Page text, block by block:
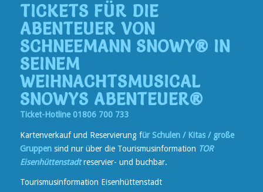
TICKETS FÜR DIE
ABENTEUER VON
SCHNEEMANN SNOWY® IN
SEINEM
WEIHNACHTSMUSICAL
SNOWYS ABENTEUER®
Ticket-Hotline 01806 700 733
Kartenverkauf und Reservierung für Schulen / Kitas / große
Gruppensind nur über die Tourismusinformation TOR
Eisenhüttenstadt reservier- und buchbar.
Tourismusinformation Eisenhüttenstadt